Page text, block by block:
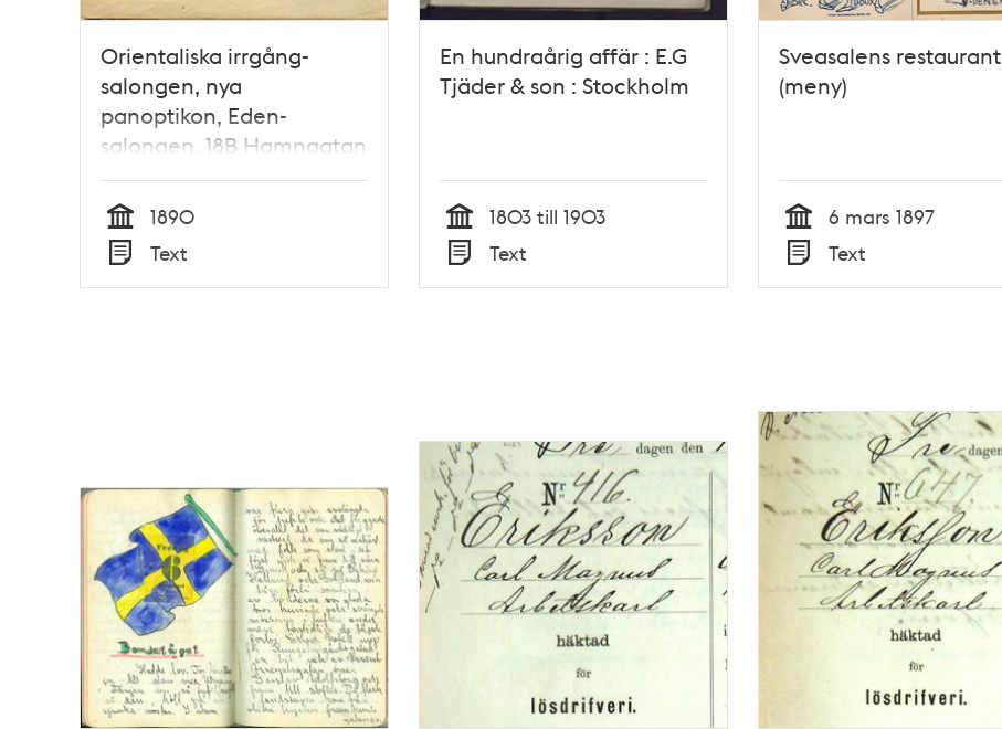
Orientaliska irrgång-
salongen, nya
panoptikon, Eden-
salongen. 18B Hamngatan
18B 1 Tr. upp Stockholm
Tid
1890
Typ
Text
En hundraårig affär : E.G
Tjäder & son : Stockholm
Tid
1803 till 1903
Typ
Text
Sveasalens restaurant
(meny)
Tid
6 mars 1897
Typ
Text